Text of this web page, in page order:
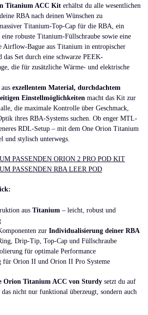
Titanium ACC Kit erhältst du alle wesentlichen
RBA nach deinen Wünschen zu
Titanium-Top-Cap für die RBA, ein
robuste Titanium-Füllschraube sowie eine
Airflow-Bague aus Titanium in entropischer
Set durch eine schwarze PEEK-
die für zusätzliche Wärme- und elektrische
exzellentem Material, durchdachtem
Einstellmöglichkeiten macht das Kit zur
die maximale Kontrolle über Geschmack,
ihres RBA-Systems suchen. Ob enger MTL-
RDL-Setup – mit dem One Orion Titanium
und stylisch unterwegs.
PASSENDEN ORION 2 PRO POD KIT
PASSENDEN RBA LEER POD
aus Titanium – leicht, robust und
zur Individualisierung deiner RBA
Drip-Tip, Top-Cap und Füllschraube
für optimale Performance
für Orion II und Orion II Pro Systeme
Orion Titanium ACC von Sturdy setzt du auf
nicht nur funktional überzeugt, sondern auch